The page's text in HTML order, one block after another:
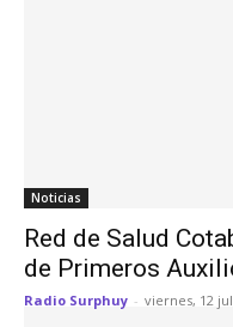
Noticias
Red de Salud
de Primeros
Radio Surphuy - viernes, 12